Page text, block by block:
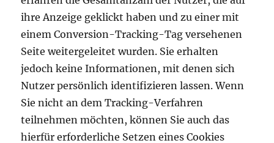
ihre Anzeige geklickt haben und zu einer mit
einem Conversion-Tracking-Tag versehenen
Seite weitergeleitet wurden. Sie erhalten
jedoch keine Informationen, mit denen sich
Nutzer persönlich identifizieren lassen. Wenn
Sie nicht an dem Tracking-Verfahren
teilnehmen möchten, können Sie auch das
hierfür erforderliche Setzen eines Cookies